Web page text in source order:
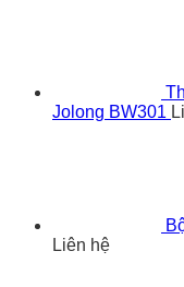
Jolong BW301
Liên hệ